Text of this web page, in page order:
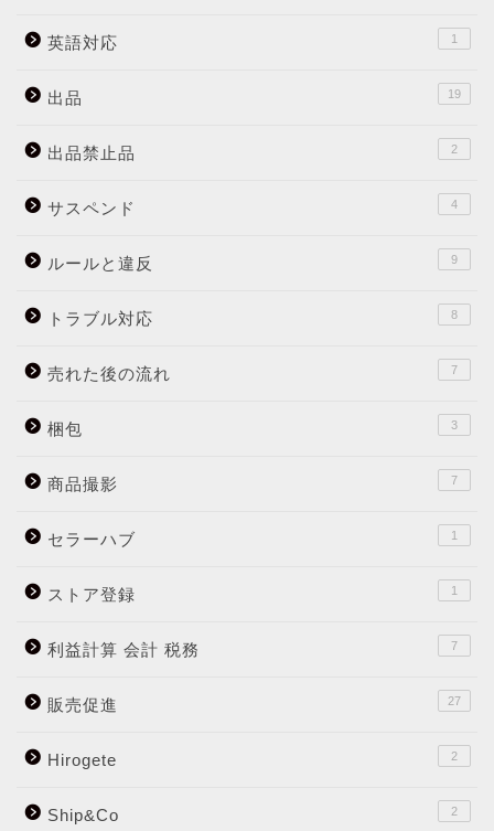
英語対応 1
出品 19
出品禁止品 2
サスペンド 4
ルールと違反 9
トラブル対応 8
売れた後の流れ 7
梱包 3
商品撮影 7
セラーハブ 1
ストア登録 1
利益計算 会計 税務 7
販売促進 27
Hirogete 2
Ship&Co 2